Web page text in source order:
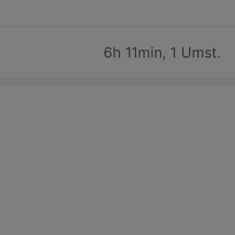
6h 11min, 1 Umst.